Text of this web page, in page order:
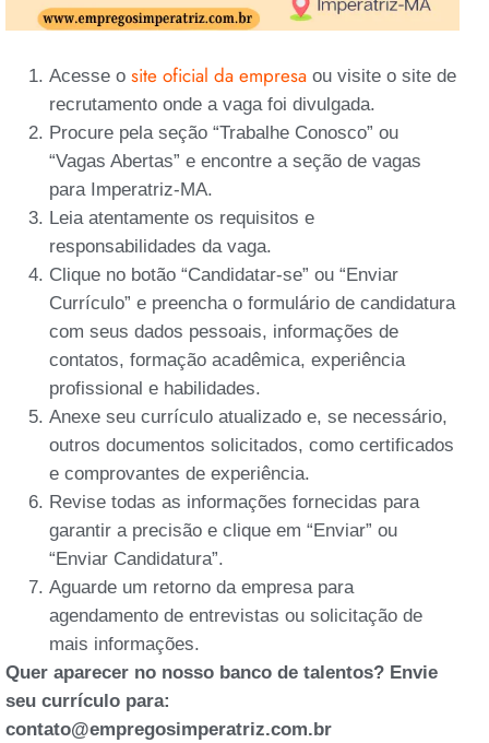
Acesse o site oficial da empresa ou visite o site de
recrutamento onde a vaga foi divulgada.
Procure pela seção “Trabalhe Conosco” ou
“Vagas Abertas” e encontre a seção de vagas
para Imperatriz-MA.
Leia atentamente os requisitos e
responsabilidades da vaga.
Clique no botão “Candidatar-se” ou “Enviar
Currículo” e preencha o formulário de candidatura
com seus dados pessoais, informações de
contatos, formação acadêmica, experiência
profissional e habilidades.
Anexe seu currículo atualizado e, se necessário,
outros documentos solicitados, como certificados
e comprovantes de experiência.
Revise todas as informações fornecidas para
garantir a precisão e clique em “Enviar” ou
“Enviar Candidatura”.
Aguarde um retorno da empresa para
agendamento de entrevistas ou solicitação de
mais informações.
Quer aparecer no nosso banco de talentos? Envie
seu currículo para:
contato@empregosimperatriz.com.br